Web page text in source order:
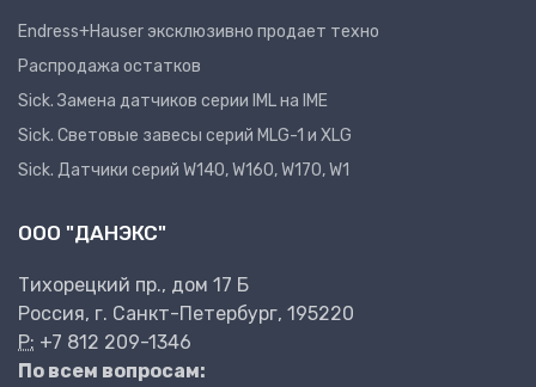
Endress+Hauser эксклюзивно продает техно
Распродажа остатков
Sick. Замена датчиков серии IML на IME
Sick. Световые завесы серий MLG-1 и XLG
Sick. Датчики серий W140, W160, W170, W1
ООО "ДАНЭКС"
Тихорецкий пр., дом 17 Б
Россия, г. Санкт-Петербург, 195220
P: +7 812 209-1346
По всем вопросам: